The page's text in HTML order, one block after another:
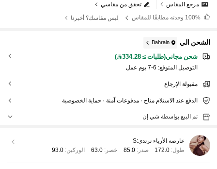
تحقق من مقاسي
مرجع المقاس
وجدته مطابقًا للمقاس ليس مقاسك؟ أخبرنا
الشحن الي Bahrain
شحن مجاني(طلبات ≥ 334.28)
التوصيل المتوقع: 6-7 يوم عمل
مقبولة الإرجاع
الدفع عند الاستلام متاح · مدفوعات آمنة · حماية الخصوصية
تم البيع بواسطة شي إن
عارضة الأزياء ترتدي:S
طول: 172.0 صدر:85.0 خصر: 63.0 الوركين: 93.0